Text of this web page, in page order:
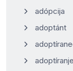
adópcija
adoptánt
adoptíranje